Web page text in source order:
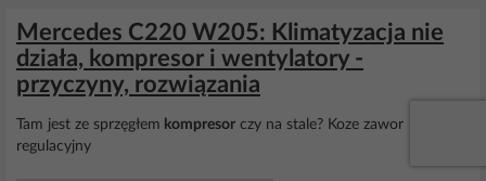
Mercedes C220 W205: Klimatyzacja nie
działa, kompresor i wentylatory -
przyczyny, rozwiązania
Tam jest ze sprzęgłem kompresor czy na stale? Koze zawor
regulacyjny